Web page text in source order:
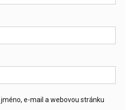
e-mail a webovou stránku